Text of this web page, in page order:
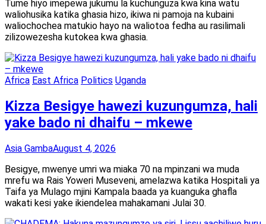
Tume hiyo imepewa jukumu la kuchunguza kwa kina watu
waliohusika katika ghasia hizo, ikiwa ni pamoja na kubaini
waliochochea matukio hayo na waliotoa fedha au rasilimali
zilizowezesha kutokea kwa ghasia.
Africa East Africa Politics Uganda
Kizza Besigye hawezi kuzungumza, hali
yake bado ni dhaifu – mkewe
Asia GambaAugust 4, 2026
Besigye, mwenye umri wa miaka 70 na mpinzani wa muda
mrefu wa Rais Yoweri Museveni, amelazwa katika Hospitali ya
Taifa ya Mulago mjini Kampala baada ya kuanguka ghafla
wakati kesi yake ikiendelea mahakamani Julai 30.